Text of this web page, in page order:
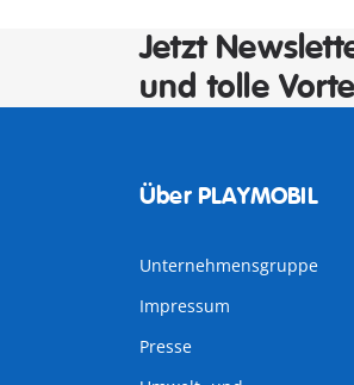
Jetzt
und tolle
Über PLAYMOBIL
Unternehmensgruppe
Impressum
Presse